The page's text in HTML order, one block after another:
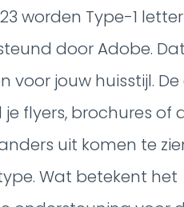
worden Type-1
door Adobe.
voor jouw huisstijl.
flyers, brochures of
uit komen te
Wat betekent het